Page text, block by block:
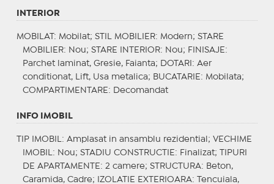
INTERIOR
MOBILAT : Mobilat; STIL MOBILIER: Modern; STARE
MOBILIER: Nou; STARE INTERIOR: Nou; FINISAJE :
Parchet laminat, Gresie, Faianta;
DOTARI : Aer
conditionat, Lift, Usa metalica; BUCATARIE : Mobilata;
COMPARTIMENTARE : Decomandat
INFO IMOBIL
TIP IMOBIL : Amplasat in ansamblu rezidential; VECHIME
IMOBIL : Nou; STADIU CONSTRUCTIE : Finalizat;
TIPURI
DE APARTAMENTE : 2 camere; STRUCTURA: Beton,
Caramida, Cadre;
IZOLATIE EXTERIOARA: Tencuiala,